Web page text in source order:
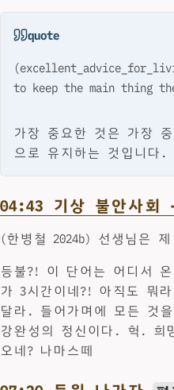
quote
to keep the main thing
가장 중요한 것은 가장
으로 유지하는 것입니다.
04:43 기상 불안사회
(한병철 2024b) 선생님은
등불?! 이 단어는 어디서
가 3시간이네?! 아직도 뭐
달라. 들어가며에 모든 것
강완성의 정신이다. 헉. 희
오네? 나마스떼